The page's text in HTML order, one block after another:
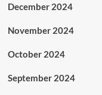
December 2024
November 2024
October 2024
September 2024